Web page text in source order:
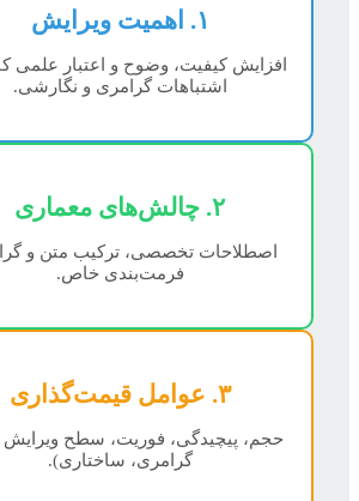
۱. اهمیت ویرایش
افزایش کیفیت، وضوح و اعتبار علمی
اشتباهات گرامری و نگارشی.
۲. چالش‌های معماری
اصطلاحات تخصصی، ترکیب متن و
فرمت‌بندی خاص.
۳. عوامل قیمت‌گذاری
حجم، پیچیدگی، فوریت، سطح ویرایش
گرامری، ساختاری).